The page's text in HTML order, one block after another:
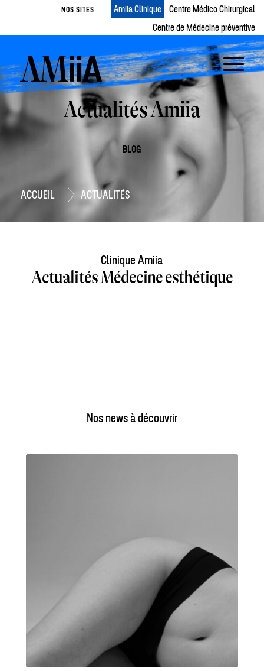
NOS SITES Amiia Clinique
Centre Médico Chirurgical
Centre de Médecine préventive
Actualités Amiia
BLOG
ACCUEIL ACTUALITÉS
Clinique Amiia
Actualités Médecine esthétique
Nos news à découvrir